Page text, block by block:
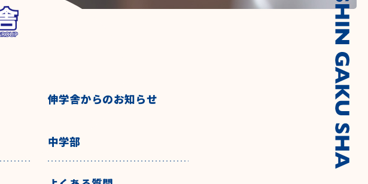
伸学舎からのお知らせ
中学部